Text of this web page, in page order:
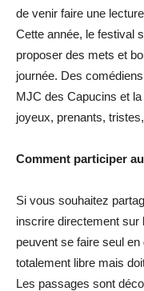
de venir faire une
Cette année, le festival
proposer des mets et
journée. Des
MJC des Capucins et
joyeux, prenants,
Comment participer
Si vous souhaitez
inscrire directement sur
peuvent se faire seul
totalement libre mais
Les passages sont